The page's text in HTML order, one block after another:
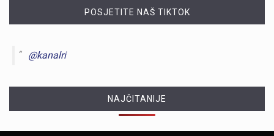
POSJETITE NAŠ TIKTOK
@kanalri
NAJČITANIJE